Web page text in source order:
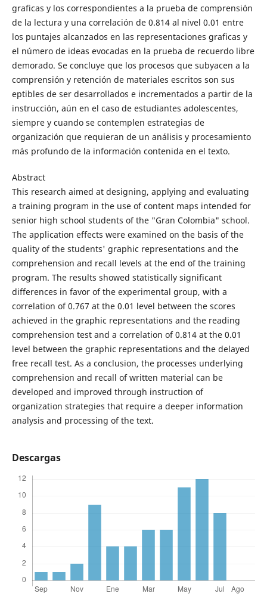
graficas y los correspondientes a la prueba de comprensión
de la lectura y una correlación de 0.814 al nivel 0.01 entre
los puntajes alcanzados en las representaciones graficas y
el número de ideas evocadas en la prueba de recuerdo libre
demorado. Se concluye que los procesos que subyacen a la
comprensión y retención de materiales escritos son sus
eptibles de ser desarrollados e incrementados a partir de la
instrucción, aún en el caso de estudiantes adolescentes,
siempre y cuando se contemplen estrategias de
organización que requieran de un análisis y procesamiento
más profundo de la información contenida en el texto.
Abstract
This research aimed at designing, applying and evaluating
a training program in the use of content maps intended for
senior high school students of the "Gran Colombia" school.
The application effects were examined on the basis of the
quality of the students' graphic representations and the
comprehension and recall levels at the end of the training
program. The results showed statistically significant
differences in favor of the experimental group, with a
correlation of 0.767 at the 0.01 level between the scores
achieved in the graphic representations and the reading
comprehension test and a correlation of 0.814 at the 0.01
level between the graphic representations and the delayed
free recall test. As a conclusion, the processes underlying
comprehension and recall of written material can be
developed and improved through instruction of
organization strategies that require a deeper information
analysis and processing of the text.
Descargas